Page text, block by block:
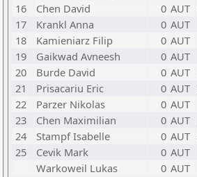
16
Chen David 0 AUT
17
Krankl Anna 0 AUT
18
Kamieniarz Filip 0 AUT
19
Gaikwad Avneesh 0 AUT
20
Burde David 0 AUT
21
Prisacariu Eric 0 AUT
22
Parzer Nikolas 0 AUT
23
Chen Maximilian 0 AUT
24
Stampf Isabelle 0 AUT
25
Cevik Mark 0 AUT
Warkoweil Lukas
0 AUT